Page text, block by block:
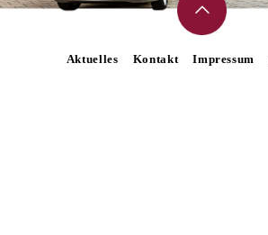
Aktuelles Kontakt Impressum